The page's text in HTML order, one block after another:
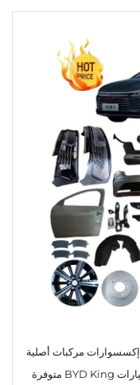
جملة قطع كاملة لهيكل BYD Destroyer 05 إكسسوارات مركبات أصلية
جديدة 2025 2024 2023 2022 قطع غيار سيارات BYD King متوفرة